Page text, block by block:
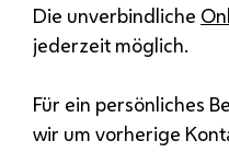
Die unverbindliche
jederzeit möglich.
Für ein persönliches
wir um vorherige